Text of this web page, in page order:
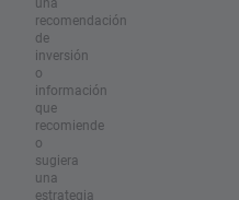
recomendación
de
inversión
o
información
que
recomiende
o
sugiera
una
estrategia